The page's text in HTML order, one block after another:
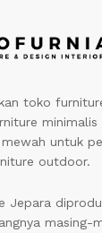
toko
untuk
outdoor.
Jepara
masing-